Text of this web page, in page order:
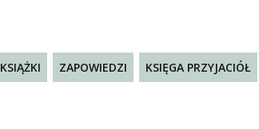
KSIĄŻKI ZAPOWIEDZI KSIĘGA PRZYJACIÓŁ